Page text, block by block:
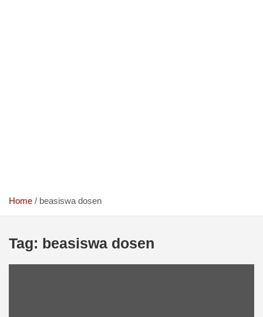
Home beasiswa dosen
Tag: beasiswa dosen